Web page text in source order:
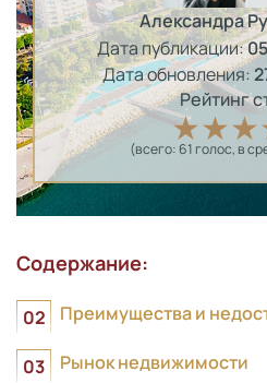
Александра
Дата публикации:
Дата обновления:
Рейтинг
(всего: 61 голос, в
Содержание:
Преимущества и
Рынок недвижимости